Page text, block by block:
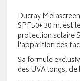
Ducray
SPF50+ 30 ml est
protection solaire
l'apparition des
Sa formule
des UVA longs,